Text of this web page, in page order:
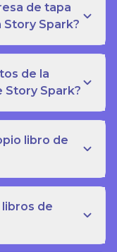
de tapa
Story Spark?
de la
Story Spark?
libro de
de